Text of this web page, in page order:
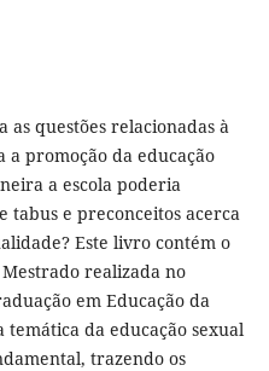
questões relacionadas à
a promoção da educação
a escola poderia
e preconceitos acerca
Este livro contém o
realizada no
em Educação da
temática da educação sexual
trazendo os